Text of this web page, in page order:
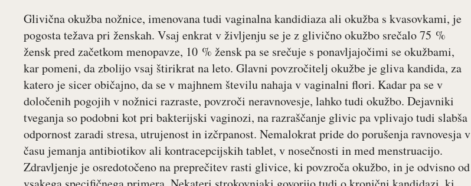
Glivična okužba nožnice, imenovana tudi vaginalna kandidiaza ali okužba s kvasovkami, je
pogosta težava pri ženskah. Vsaj enkrat v življenju se je z glivično okužbo srečalo 75 %
žensk pred začetkom menopavze, 10 % žensk pa se srečuje s ponavljajočimi se okužbami,
kar pomeni, da zbolijo vsaj štirikrat na leto. Glavni povzročitelj okužbe je gliva kandida, za
katero je sicer običajno, da se v majhnem številu nahaja v vaginalni flori. Kadar pa se v
določenih pogojih v nožnici razraste, povzroči neravnovesje, lahko tudi okužbo. Dejavniki
tveganja so podobni kot pri bakterijski vaginozi, na razraščanje glivic pa vplivajo tudi slabša
odpornost zaradi stresa, utrujenost in izčrpanost. Nemalokrat pride do porušenja ravnovesja v
času jemanja antibiotikov ali kontracepcijskih tablet, v nosečnosti in med menstruacijo.
Zdravljenje je osredotočeno na preprečitev rasti glivice, ki povzroča okužbo, in je odvisno od